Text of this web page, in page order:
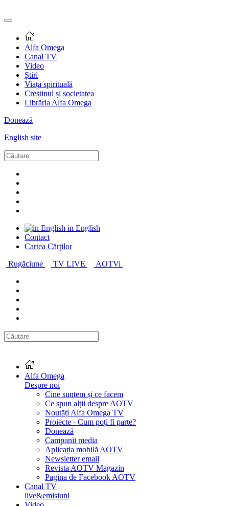
Alfa Omega
Canal TV
Video
Știri
Viața spirituală
Creștinul și societatea
Librăria Alfa Omega
Donează
English site
in English
Contact
Cartea Cărților
Rugăciune
TV LIVE AOTVi
Alfa Omega
Despre noi
Cine suntem și ce facem
Ce spun alții despre AOTV
Noutăți Alfa Omega TV
Proiecte - Cum poți fi parte?
Donează
Campanii media
Aplicația mobilă AOTV
Newsletter email
Revista AOTV Magazin
Pagina de Facebook AOTV
Canal TV
live&emisiuni